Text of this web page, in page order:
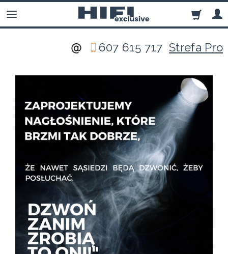
607 615 717Strefa Pro